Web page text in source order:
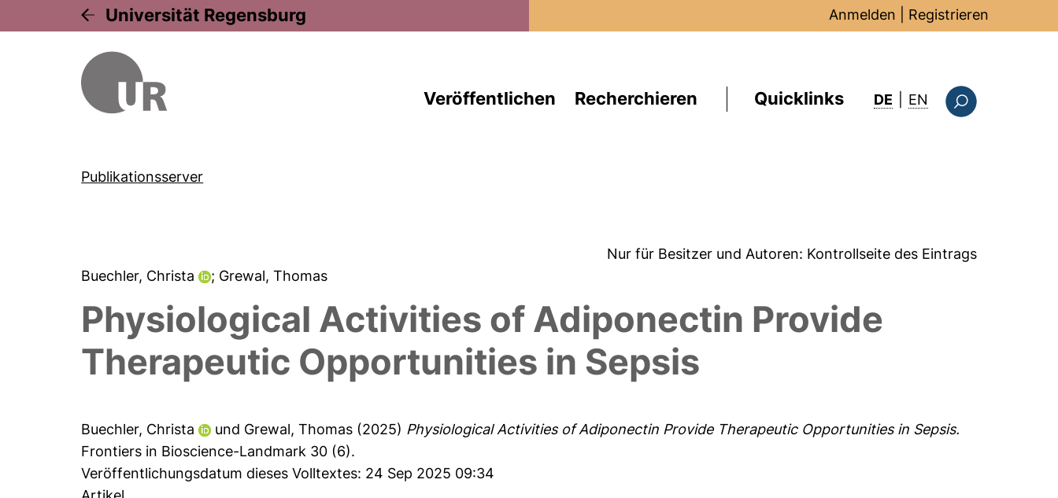
Universität Regensburg Anmelden Registrieren
Veröffentlichen Recherchieren Quicklinks DE EN : this page in
Publikationsserver
Nur für Besitzer und Autoren: Kontrollseite des Eintrags
Buechler, Christa
; Grewal, Thomas
Physiological Activities of Adiponectin Provide
Therapeutic Opportunities in Sepsis
Buechler, Christa und Grewal, Thomas (2025) Physiological Activities of Adiponectin Provide Therapeutic Opportunities in Sepsis.
Frontiers in Bioscience-Landmark 30 (6).
Veröffentlichungsdatum dieses Volltextes: 24 Sep 2025 09:34